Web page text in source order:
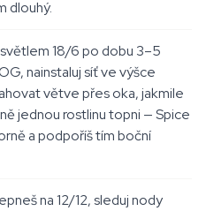
dlouhý.
18/6 po dobu 3–5
nainstaluj síť ve výšce
větve přes oka, jakmile
jednou rostlinu topni — Spice
a podpoříš tím boční
na 12/12, sleduj nody